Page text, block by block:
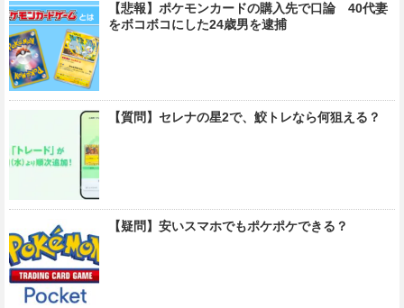
【悲報】ポケモンカードの購入先で口論 40代妻
をボコボコにした24歳男を逮捕
【質問】セレナの星2で、鮫トレなら何狙える？
【疑問】安いスマホでもポケポケできる？